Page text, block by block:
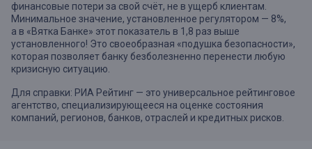
финансовые потери за свой счёт, не в ущерб клиентам.
Минимальное значение, установленное регулятором — 8%,
а в «Вятка Банке» этот показатель в 1,8 раз выше
установленного! Это своеобразная «подушка безопасности»,
которая позволяет банку безболезненно перенести любую
кризисную ситуацию.
Для справки: РИА Рейтинг — это универсальное рейтинговое
агентство, специализирующееся на оценке состояния
компаний, регионов, банков, отраслей и кредитных рисков.